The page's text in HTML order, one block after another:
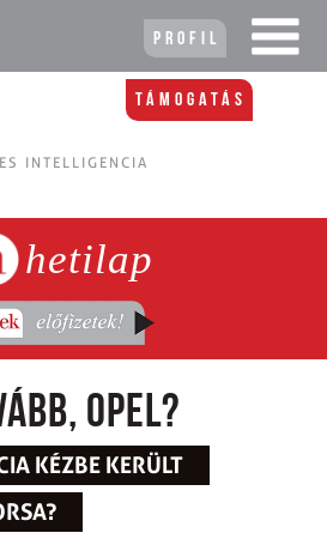
Profil
Támogatás
INTELLIGENCIA
hetilap
Opel?
KÉZBE KERÜLT